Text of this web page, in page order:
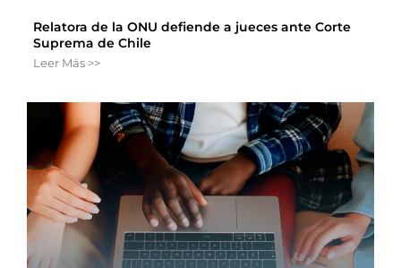
Relatora de la ONU defiende a jueces ante Corte
Suprema de Chile
Leer Más >>